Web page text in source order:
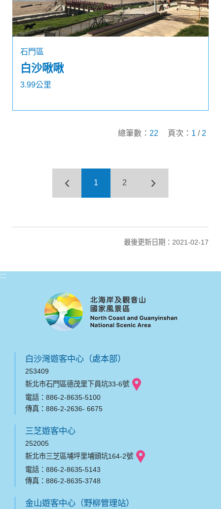
石門區
白沙啾啾
3.99公里
總筆數： 22 頁次： 1 / 2
1 2
最後更新日期：2021-02-17
:::
白沙灣遊客中心（處本部）
253409
新北市石門區德茂里下員坑33-6號
電話：886-2-8635-5100
傳真：886-2-2636- 6675
三芝遊客中心
252005
新北市三芝區埔坪里埔頭坑164-2號
電話：886-2-8635-5143
傳真：886-2-8635-3748
金山遊客中心（野柳管理站）